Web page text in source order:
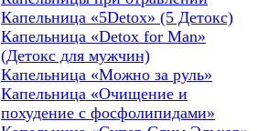
Капельница «5Detox» (5 Детокс)
Капельница «Detox for Man»
(Детокс для мужчин)
Капельница «Можно за руль»
Капельница «Очищение и
похудение с фосфолипидами»